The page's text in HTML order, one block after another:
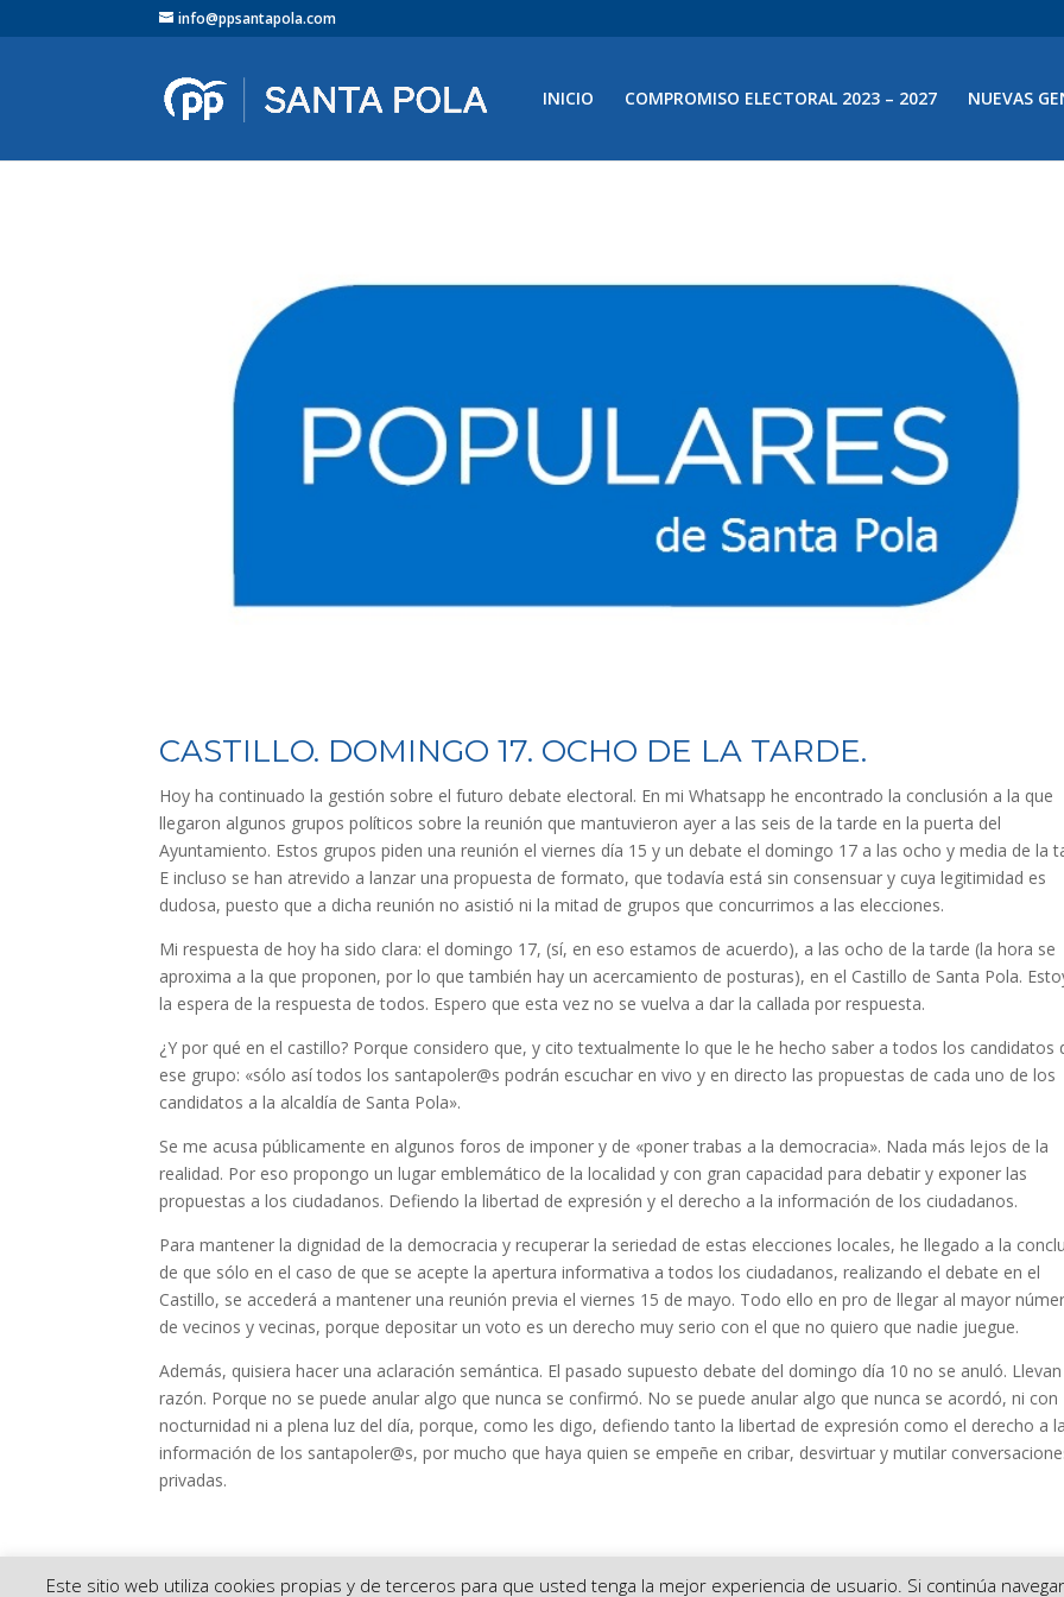
info@ppsantapola.com
INICIO COMPROMISO ELECTORAL 2023 – 2027 NUEVAS
CASTILLO. DOMINGO 17. OCHO DE LA TARDE.
Hoy ha continuado la gestión sobre el futuro debate electoral. En mi Whatsapp he encontrado la conclusión a la que
llegaron algunos grupos políticos sobre la reunión que mantuvieron ayer a las seis de la tarde en la puerta del
Ayuntamiento. Estos grupos piden una reunión el viernes día 15 y un debate el domingo 17 a las ocho y media de la
E incluso se han atrevido a lanzar una propuesta de formato, que todavía está sin consensuar y cuya legitimidad es
dudosa, puesto que a dicha reunión no asistió ni la mitad de grupos que concurrimos a las elecciones.
Mi respuesta de hoy ha sido clara: el domingo 17, (sí, en eso estamos de acuerdo), a las ocho de la tarde (la hora se
aproxima a la que proponen, por lo que también hay un acercamiento de posturas), en el Castillo de Santa Pola.
la espera de la respuesta de todos. Espero que esta vez no se vuelva a dar la callada por respuesta.
¿Y por qué en el castillo? Porque considero que, y cito textualmente lo que le he hecho saber a todos los candidatos
ese grupo: «sólo así todos los santapoler@s podrán escuchar en vivo y en directo las propuestas de cada uno de los
candidatos a la alcaldía de Santa Pola».
Se me acusa públicamente en algunos foros de imponer y de «poner trabas a la democracia». Nada más lejos de la
realidad. Por eso propongo un lugar emblemático de la localidad y con gran capacidad para debatir y exponer las
propuestas a los ciudadanos. Defiendo la libertad de expresión y el derecho a la información de los ciudadanos.
Para mantener la dignidad de la democracia y recuperar la seriedad de estas elecciones locales, he llegado a la
de que sólo en el caso de que se acepte la apertura informativa a todos los ciudadanos, realizando el debate en el
Castillo, se accederá a mantener una reunión previa el viernes 15 de mayo. Todo ello en pro de llegar al mayor
de vecinos y vecinas, porque depositar un voto es un derecho muy serio con el que no quiero que nadie juegue.
Además, quisiera hacer una aclaración semántica. El pasado supuesto debate del domingo día 10 no se anuló. Llevan
razón. Porque no se puede anular algo que nunca se confirmó. No se puede anular algo que nunca se acordó, ni con
nocturnidad ni a plena luz del día, porque, como les digo, defiendo tanto la libertad de expresión como el derecho a la
información de los santapoler@s, por mucho que haya quien se empeñe en cribar, desvirtuar y mutilar
privadas.
Este sitio web utiliza cookies propias y de terceros para que usted tenga la mejor experiencia de usuario. Si continúa